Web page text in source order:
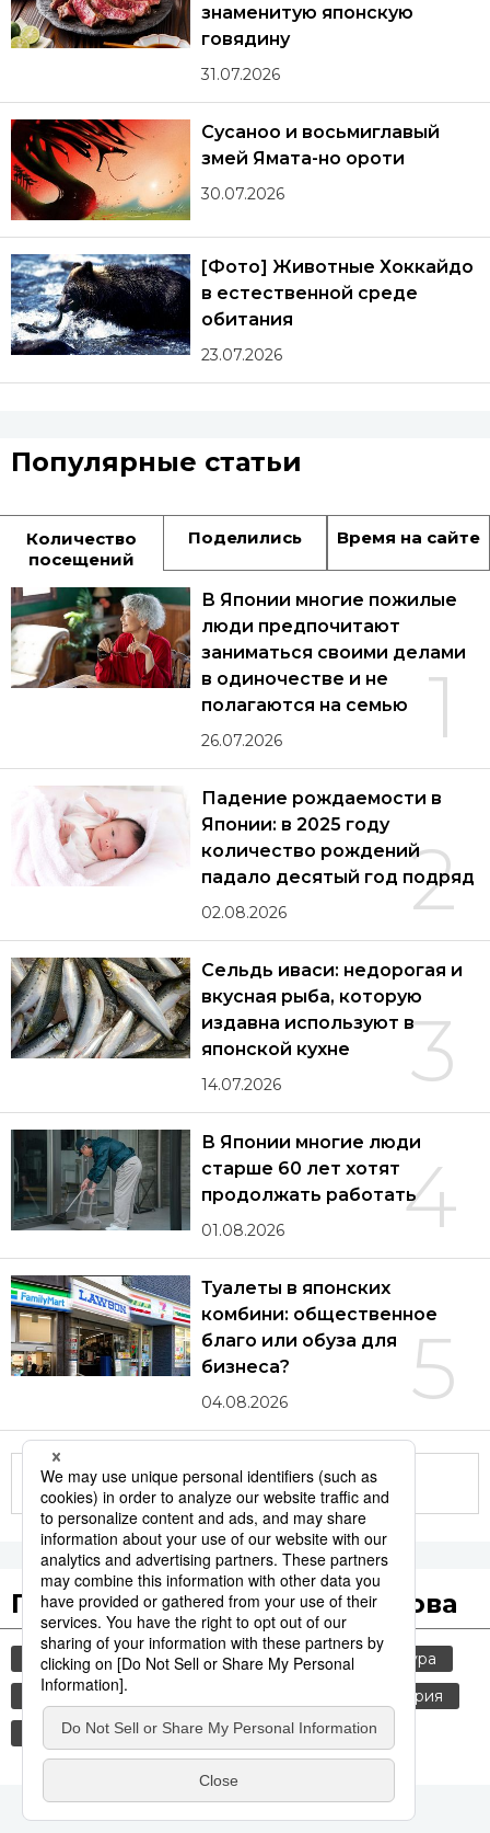
знаменитую японскую
говядину
31.07.2026
Сусаноо и восьмиглавый
змей Ямата-но ороти
30.07.2026
[Фото] Животные Хоккайдо
в естественной среде
обитания
23.07.2026
Популярные статьи
Количество
посещений
Поделились Время на сайте
1
В Японии многие пожилые
люди предпочитают
заниматься своими делами
в одиночестве и не
полагаются на семью
26.07.2026
2
Падение рождаемости в
Японии: в 2025 году
количество рождений
падало десятый год подряд
02.08.2026
3
Сельдь иваси: недорогая и
вкусная рыба, которую
издавна используют в
японской кухне
14.07.2026
4
В Японии многие люди
старше 60 лет хотят
продолжать работать
01.08.2026
5
Туалеты в японских
комбини: общественное
благо или обуза для
бизнеса?
04.08.2026
Другие статьи по теме
Популярные поисковые слова
общество jiji press политика
культура
россия
технологии
история
экономика
синкансэн